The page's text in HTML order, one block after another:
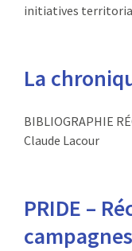
initiatives
La
BIBLIOGRAPHIE
Claude Lacour
PRIDE –
campagnes